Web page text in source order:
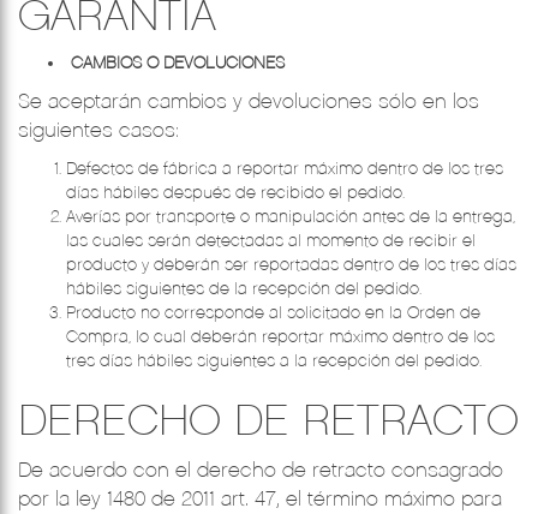
GARANTÍA
CAMBIOS O DEVOLUCIONES
Se aceptarán cambios y devoluciones sólo en los
siguientes casos:
Defectos de fábrica a reportar máximo dentro de los tres
días hábiles después de recibido el pedido.
Averías por transporte o manipulación antes de la entrega,
las cuales serán detectadas al momento de recibir el
producto y deberán ser reportadas dentro de los tres días
hábiles siguientes de la recepción del pedido.
Producto no corresponde al solicitado en la Orden de
Compra, lo cual deberán reportar máximo dentro de los
tres días hábiles siguientes a la recepción del pedido.
DERECHO DE RETRACTO
De acuerdo con el derecho de retracto consagrado
por la ley 1480 de 2011 art. 47, el término máximo para